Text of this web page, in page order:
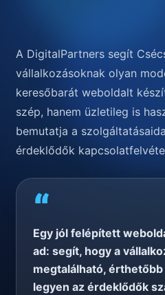
A DigitalPartners segít
vállalkozásoknak olyan
keresőbarát weboldalt
szép, hanem üzletileg is
bemutatja a
érdeklődők
“
Egy jól felépített
ad: segít, hogy a
megtalálható,
legyen az érdeklődők